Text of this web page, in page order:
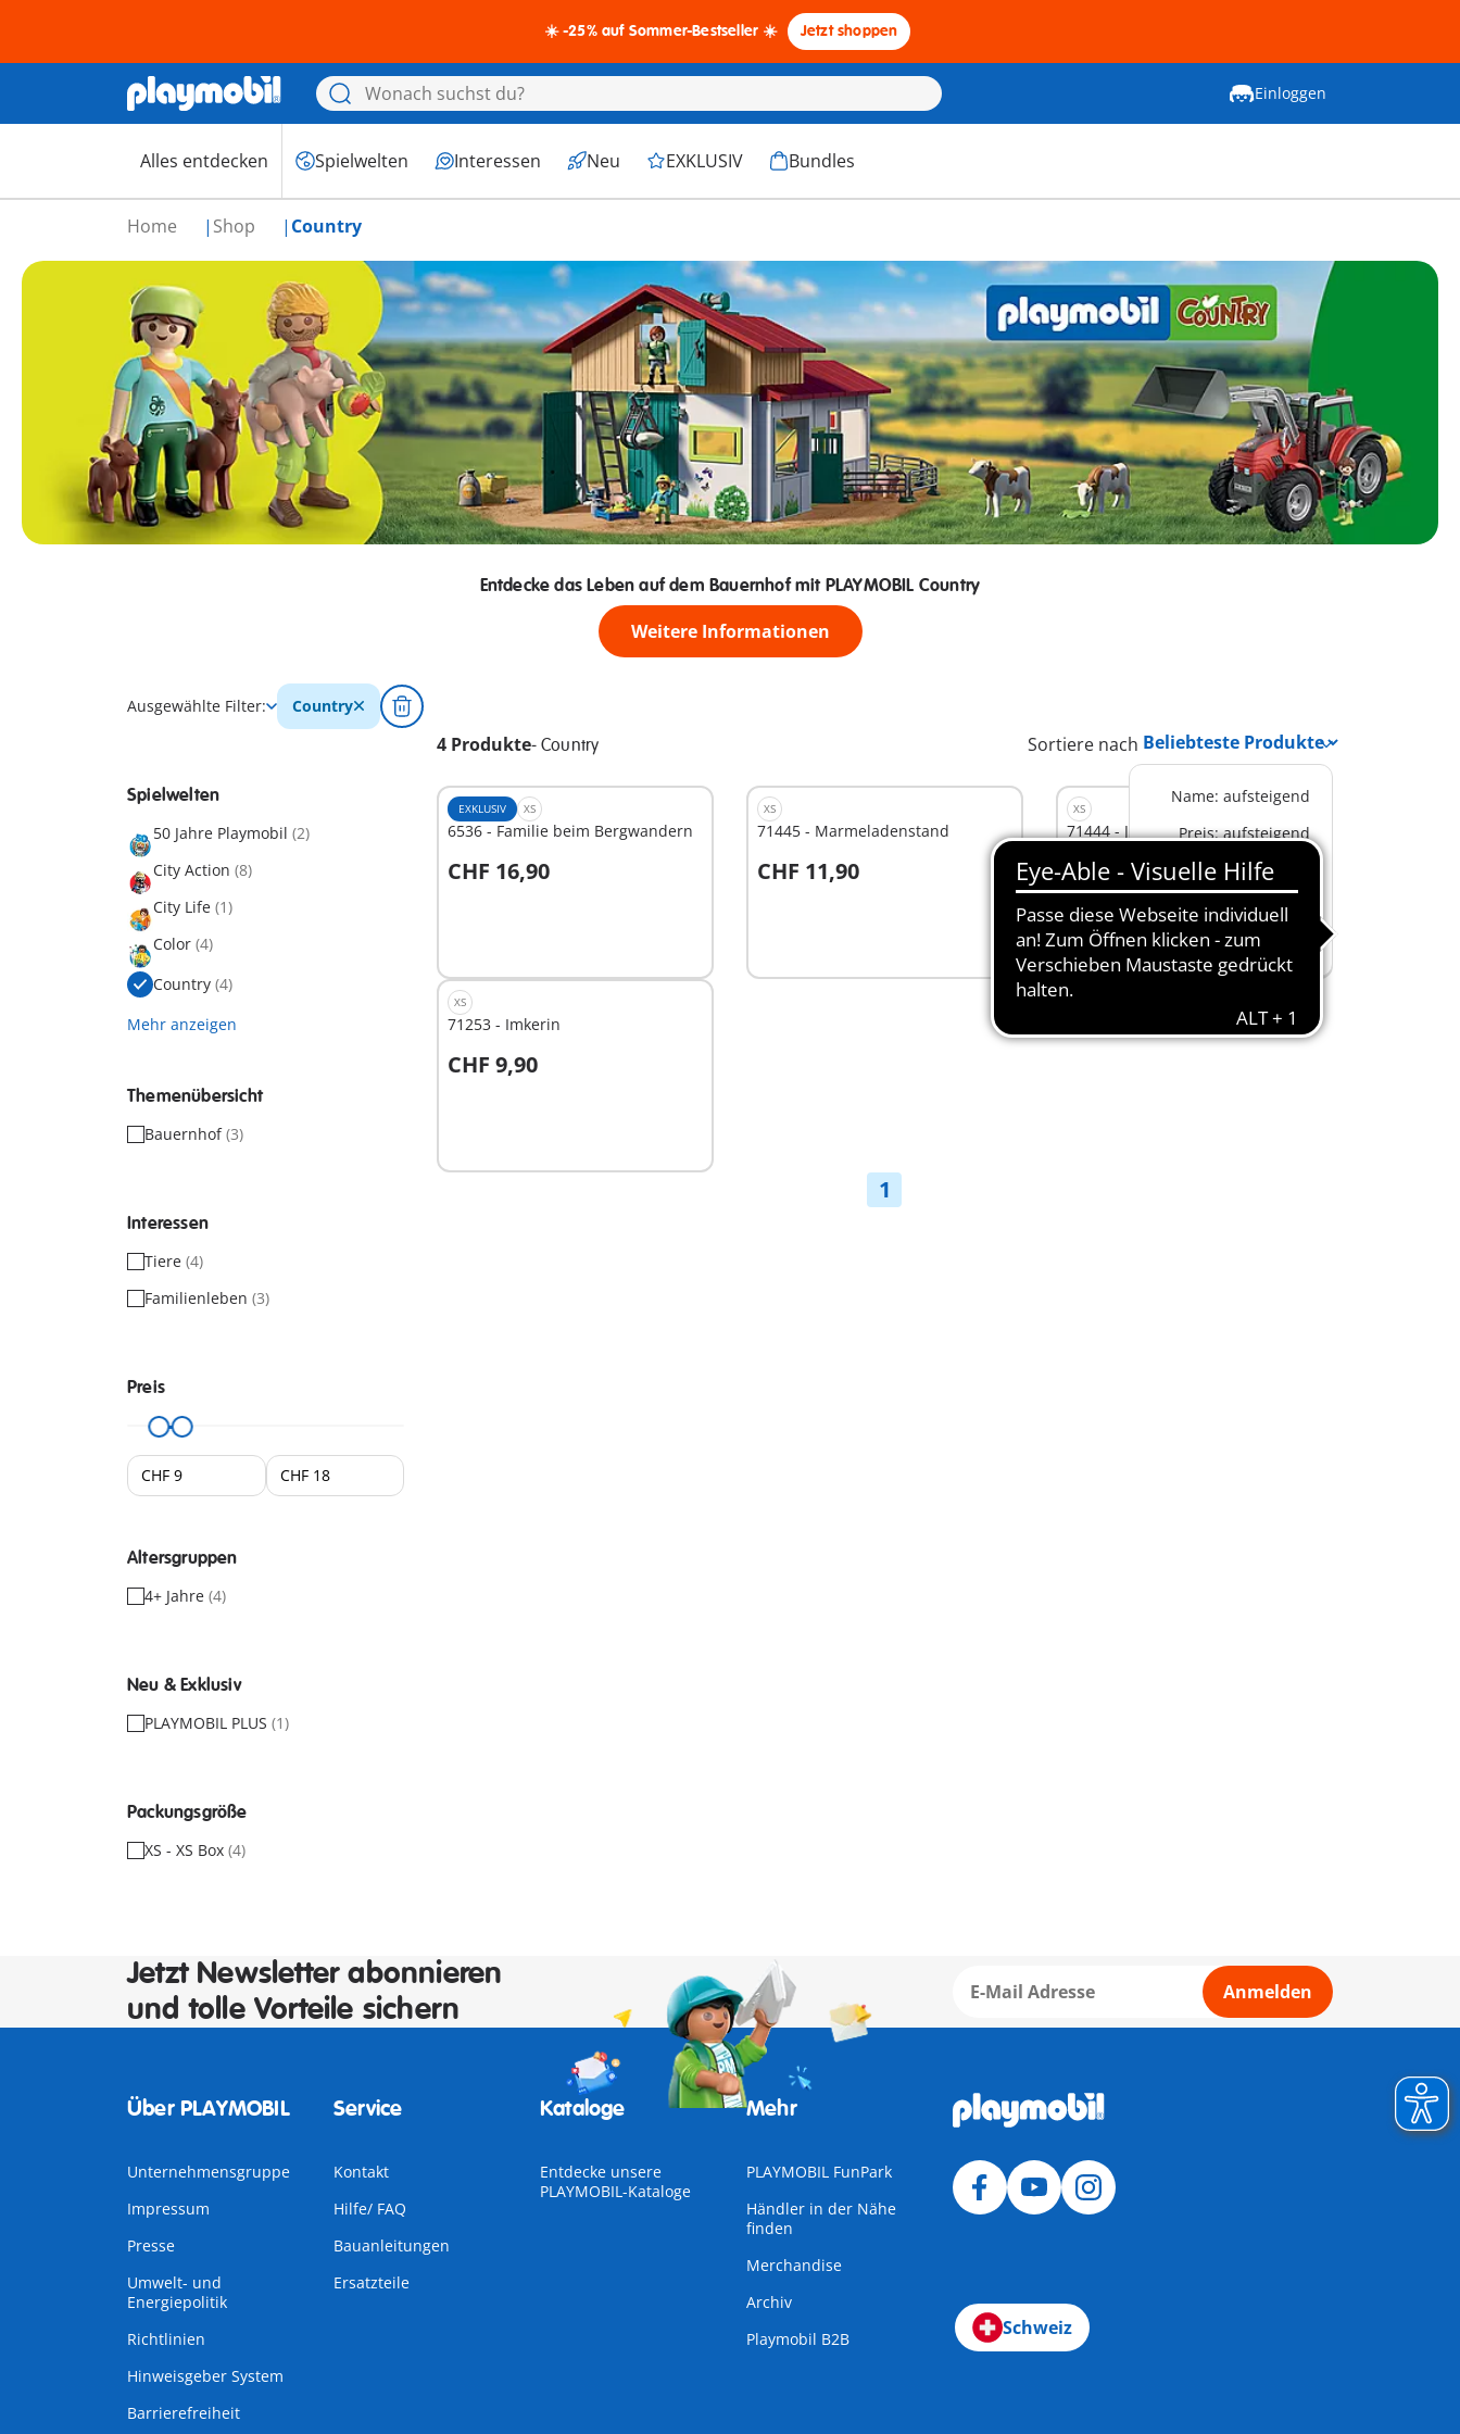
☀️ -25% auf Sommer-Bestseller ☀️ Jetzt shoppen
Einloggen
Alles entdecken Spielwelten Interessen Neu EXKLUSIV Bundles
Home Shop Country
Entdecke das Leben auf dem Bauernhof mit PLAYMOBIL Country
Weitere Informationen
Ausgewählte Filter: Country
4 Produkte- Country Sortiere nach
Name: aufsteigend
Preis: aufsteigend
Preis: absteigend
Beliebteste Produkte
Neue Produkte
Spielwelten
50 Jahre Playmobil (2)
City Action (8)
City Life (1)
Color (4)
Country (4)
Mehr anzeigen
Themenübersicht
Bauernhof(3)
Interessen
Tiere (4)
Familienleben (3)
Preis
Altersgruppen
4+ Jahre (4)
Neu & Exklusiv
PLAYMOBIL PLUS (1)
Packungsgröße
XS - XS Box (4)
EXKLUSIV XS
6536 - Familie beim Bergwandern
CHF 16,90
In den Warenkorb
XS
71445 - Marmeladenstand
CHF 11,90
In den Warenkorb
XS
71444 - Junger Schäfer mit
CHF 17,90
In den Warenkorb
XS
71253 - Imkerin
CHF 9,90
In den Warenkorb
1
Jetzt Newsletter abonnieren
und tolle Vorteile sichern
Anmelden
Über PLAYMOBIL
Unternehmensgruppe
Impressum
Presse
Umwelt- und
Energiepolitik
Richtlinien
Hinweisgeber System
Barrierefreiheit
Service
Kontakt
Hilfe/ FAQ
Bauanleitungen
Ersatzteile
Kataloge
Entdecke unsere
PLAYMOBIL-Kataloge
Mehr
PLAYMOBIL FunPark
Händler in der Nähe
finden
Merchandise
Archiv
Playmobil B2B
Schweiz